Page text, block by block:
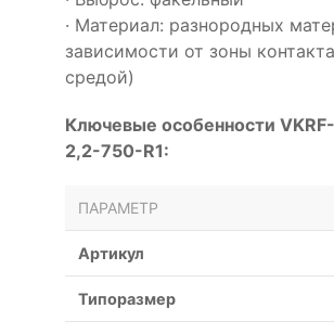
· Материал: разнородных
зависимости от зоны
средой)
Ключевые особенности
2,2-750-R1:
ПАРАМЕТР
Артикул
Типоразмер